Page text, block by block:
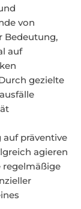
von
Bedeutung,
auf
gezielte
präventive
agieren
regelmäßige